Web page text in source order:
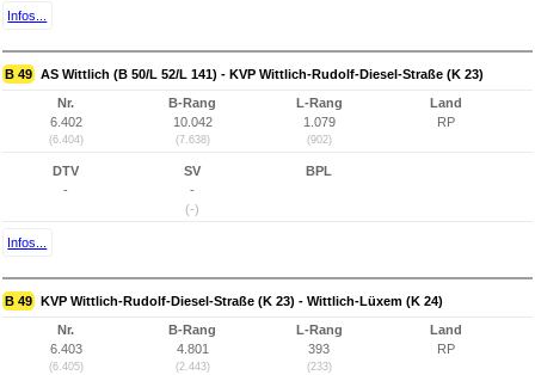
Infos...
B 49 AS Wittlich (B 50/L 52/L 141) - KVP Wittlich-Rudolf-Diesel-Straße (K 23)
Nr.
6.402
(6.404)
B-Rang
10.042
(7.638)
L-Rang
1.079
(902)
Land
RP
DTV
-
SV
-
(-)
BPL
Infos...
B 49 KVP Wittlich-Rudolf-Diesel-Straße (K 23) - Wittlich-Lüxem (K 24)
Nr.
6.403
(6.405)
B-Rang
4.801
(2.443)
L-Rang
393
(233)
Land
RP